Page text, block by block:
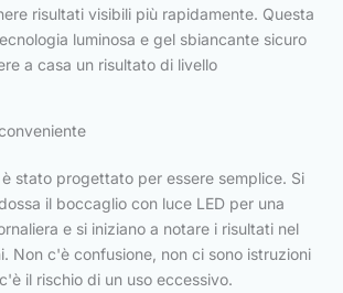
risultati visibili più rapidamente. Questa
luminosa e gel sbiancante sicuro
a casa un risultato di livello
è stato progettato per essere semplice. Si
il boccaglio con luce LED per una
e si iniziano a notare i risultati nel
Non c'è confusione, non ci sono istruzioni
il rischio di un uso eccessivo.